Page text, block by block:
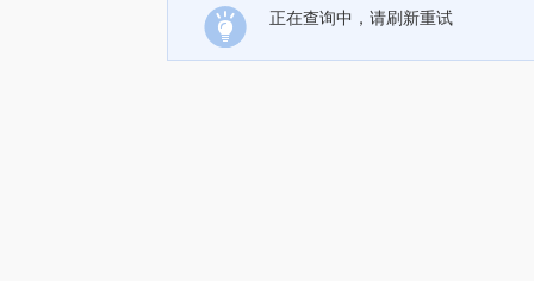
正在查询中，请刷新重试